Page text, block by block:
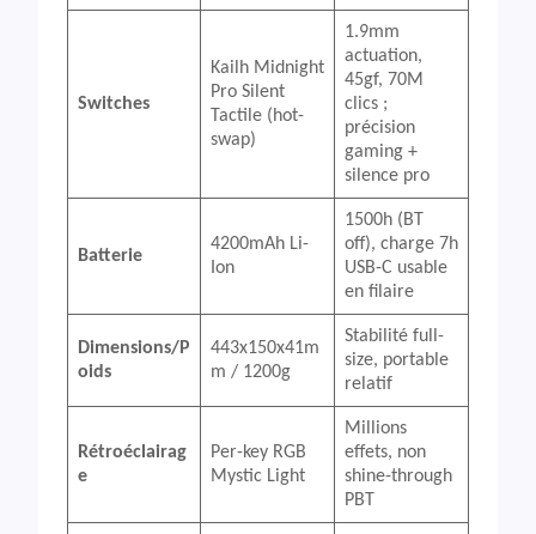
Switches
Kailh Midnight
Pro Silent
Tactile (hot-
swap)
1.9mm
actuation,
45gf, 70M
clics ;
précision
gaming +
silence pro
Batterie
4200mAh Li-
Ion
1500h (BT
off), charge 7h
USB-C usable
en filaire
Dimensions/P
oids
443x150x41m
m / 1200g
Stabilité full-
size, portable
relatif
Rétroéclairag
e
Per-key RGB
Mystic Light
Millions
effets, non
shine-through
PBT